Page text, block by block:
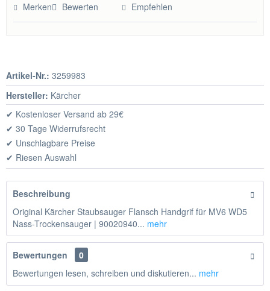
Merken Bewerten Empfehlen
Artikel-Nr.: 3259983
Hersteller: Kärcher
✔ Kostenloser Versand ab 29€
✔ 30 Tage Widerrufsrecht
✔ Unschlagbare Preise
✔ Riesen Auswahl
Beschreibung
Original Kärcher Staubsauger Flansch Handgrif für MV6 WD5
Nass-Trockensauger | 90020940... mehr
Bewertungen
0
Bewertungen lesen, schreiben und diskutieren... mehr